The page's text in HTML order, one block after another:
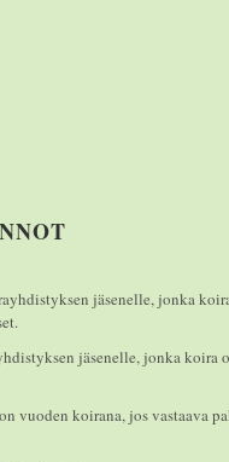
jäsenelle, jonka
jäsenelle, jonka koira
vuoden koirana, jos vastaava